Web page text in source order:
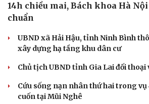
14h chiều mai, Bách khoa Hà
chuẩn
UBND xã Hải Hậu, tỉnh Ninh Bình
xây dựng hạ tầng khu dân cư
Chủ tịch UBND tỉnh Gia Lai đối
Cứu sống nạn nhân thứ hai trong
cuốn tại Mũi Nghê